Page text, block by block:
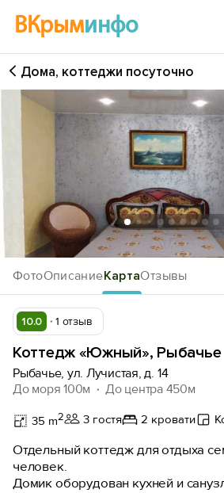
ВКрыминфо
Войти
Избранное
История просмотра
Добавить свой объект
ФотоОписаниеКартаОтзывы
Дома, коттеджи посуточно
10.0 1 отзыв
Коттедж «Южный», Рыбачье
Рыбачье, ул. Лучистая, д. 14
До моря 100м
До центра 450м
35 m2 3 гостя 2 кровати
Отдельный коттедж для отдыха
человек.
Домик оборудован кухней и